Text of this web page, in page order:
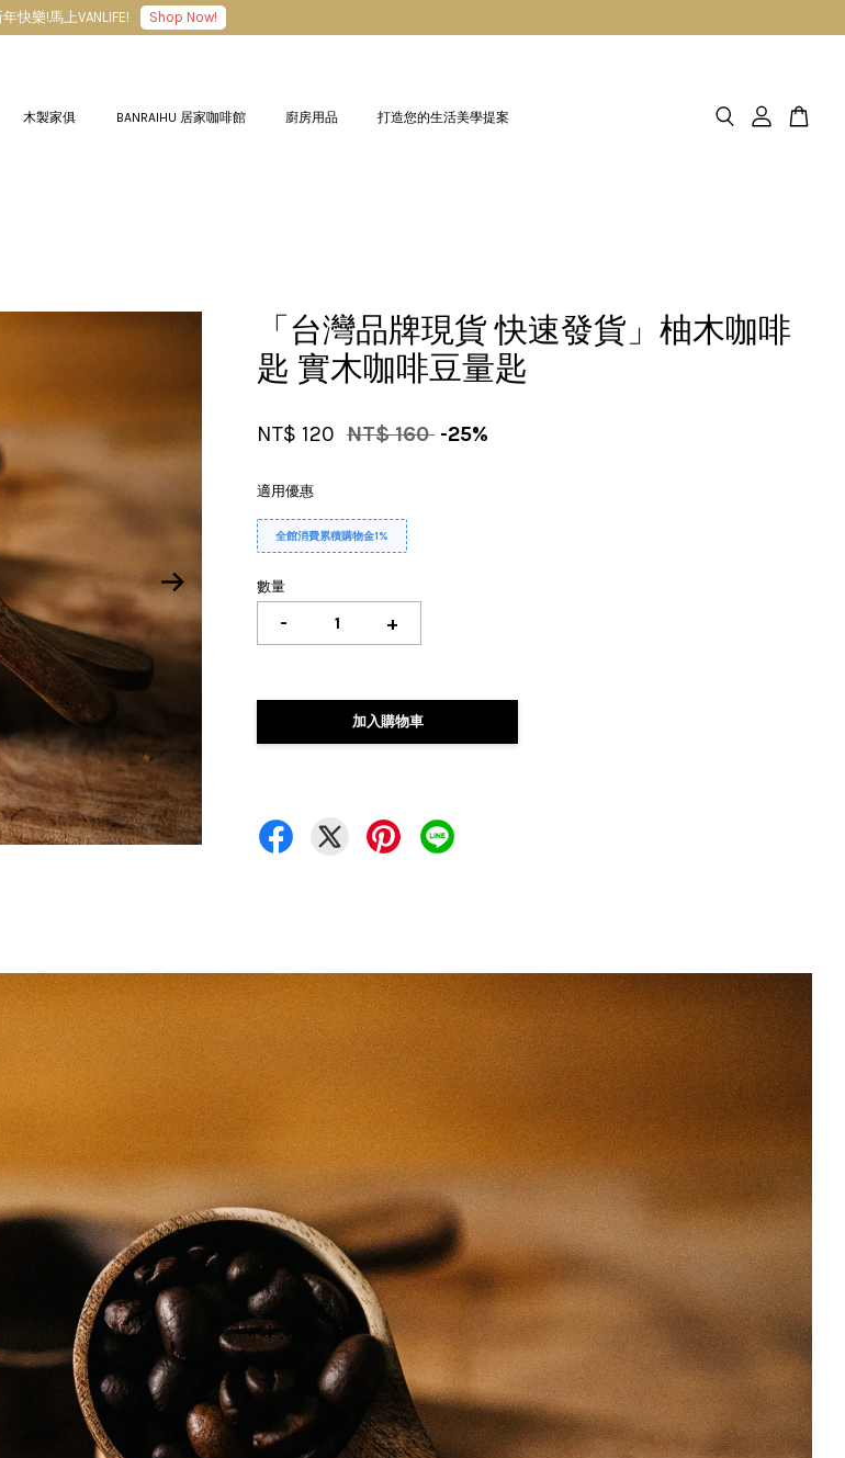
年快樂!馬上VANLIFE! Shop Now!
木製家俱 BANRAIHU 居家咖啡館 廚房用品 打造您的生活美學提案
「台灣品牌現貨 快速發貨」柚木咖啡
匙 實木咖啡豆量匙
NT$ 120 NT$ 160 -25%
適用優惠
全館消費累積購物金1%
數量
- +
加入購物車